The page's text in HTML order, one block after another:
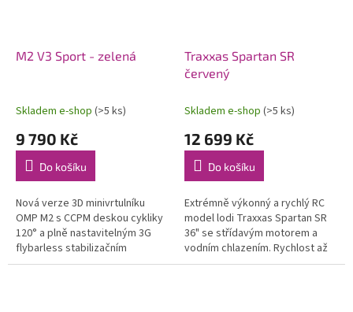
M2 V3 Sport - zelená
Skladem e-shop (>5 ks)
9 790 Kč
Do košíku
Nová verze 3D minivrtulníku
OMP M2 s CCPM deskou cykliky
120° a plně nastavitelným 3G
flybarless stabilizačním
systémem OFS3+ (přepínatelné
Traxxas Spartan SR
červený
Skladem e-shop (>5 ks)
12 699 Kč
Do košíku
Extrémně výkonný a rychlý RC
model lodi Traxxas Spartan SR
36" se střídavým motorem a
vodním chlazením. Rychlost až
80 km/h. Exkluzivní funkce